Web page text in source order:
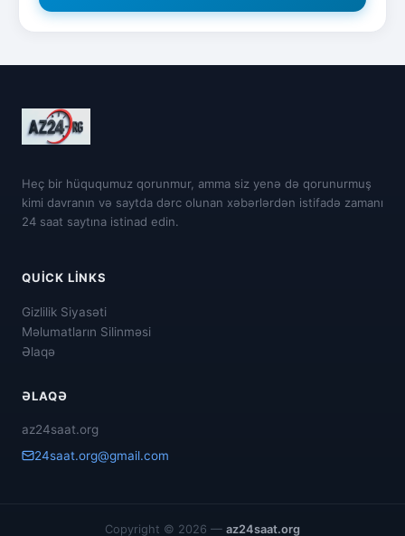
Heç bir hüququmuz qorunmur, amma siz yenə də qorunurmuş
kimi davranın və saytda dərc olunan xəbərlərdən istifadə zamanı
24 saat saytına istinad edin.
QUICK LINKS
Gizlilik Siyasəti
Məlumatların Silinməsi
Əlaqə
ƏLAQƏ
az24saat.org
24saat.org@gmail.com
Copyright © 2026 — az24saat.org